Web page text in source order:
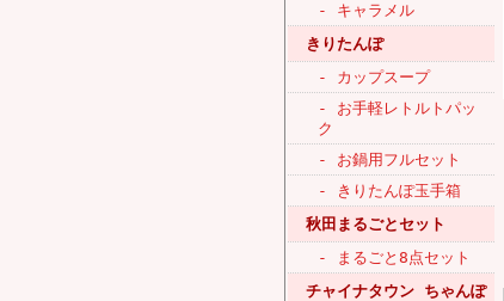
- キャラメル
きりたんぽ
- カップスープ
- お手軽レトルトパッ
ク
- お鍋用フルセット
- きりたんぽ玉手箱
秋田まるごとセット
- まるごと8点セット
チャイナタウン ちゃんぽ